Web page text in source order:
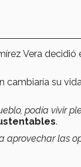
Vera
su
podía vivir
.
aprovechar las